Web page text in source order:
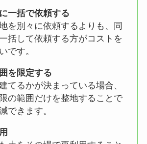
一括で依頼する
を別々に依頼するよりも、同
括して依頼する方がコストを
です。
を限定する
てるかが決まっている場合、
の範囲だけを整地することで
できます。